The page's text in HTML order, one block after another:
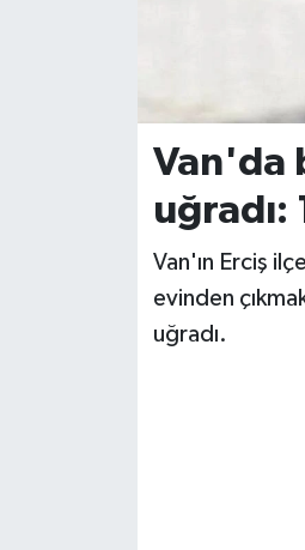
Van'da
uğradı:
Van'ın Erciş
evinden
uğradı.